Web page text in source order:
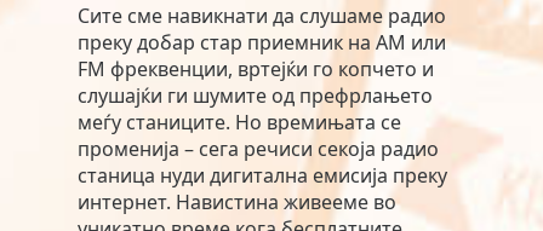
Сите сме навикнати да слушаме радио
преку добар стар приемник на AM или
FM фреквенции, вртејќи го копчето и
слушајќи ги шумите од префрлањето
меѓу станиците. Но времињата се
променија – сега речиси секоја радио
станица нуди дигитална емисија преку
интернет. Навистина живееме во